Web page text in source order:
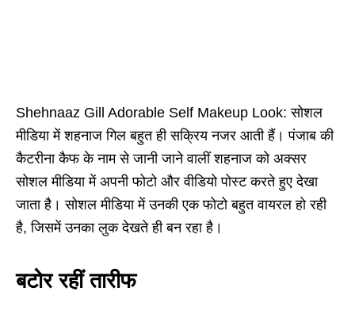
Shehnaaz Gill Adorable Self Makeup Look: सोशल
मीडिया में शहनाज गिल बहुत ही सक्रिय नजर आती हैं। पंजाब की
कैटरीना कैफ के नाम से जानी जाने वालीं शहनाज को अक्सर
सोशल मीडिया में अपनी फोटो और वीडियो पोस्ट करते हुए देखा
जाता है। सोशल मीडिया में उनकी एक फोटो बहुत वायरल हो रही
है, जिसमें उनका लुक देखते ही बन रहा है।
बटोर रहीं तारीफ